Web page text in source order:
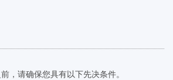
，请确保您具有以下先决条件。